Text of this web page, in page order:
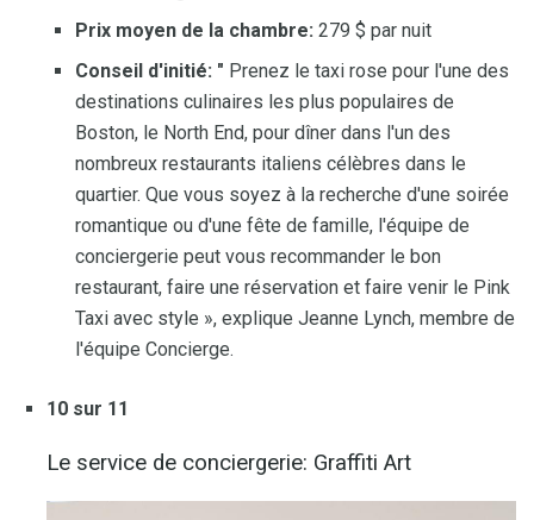
Prix ​​moyen de la chambre: 279 $ par nuit
Conseil d'initié: " Prenez le taxi rose pour l'une des
destinations culinaires les plus populaires de
Boston, le North End, pour dîner dans l'un des
nombreux restaurants italiens célèbres dans le
quartier. Que vous soyez à la recherche d'une soirée
romantique ou d'une fête de famille, l'équipe de
conciergerie peut vous recommander le bon
restaurant, faire une réservation et faire venir le Pink
Taxi avec style », explique Jeanne Lynch, membre de
l'équipe Concierge.
10 sur 11
Le service de conciergerie: Graffiti Art